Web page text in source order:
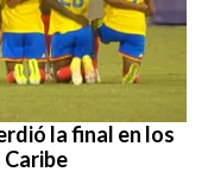
la final en los